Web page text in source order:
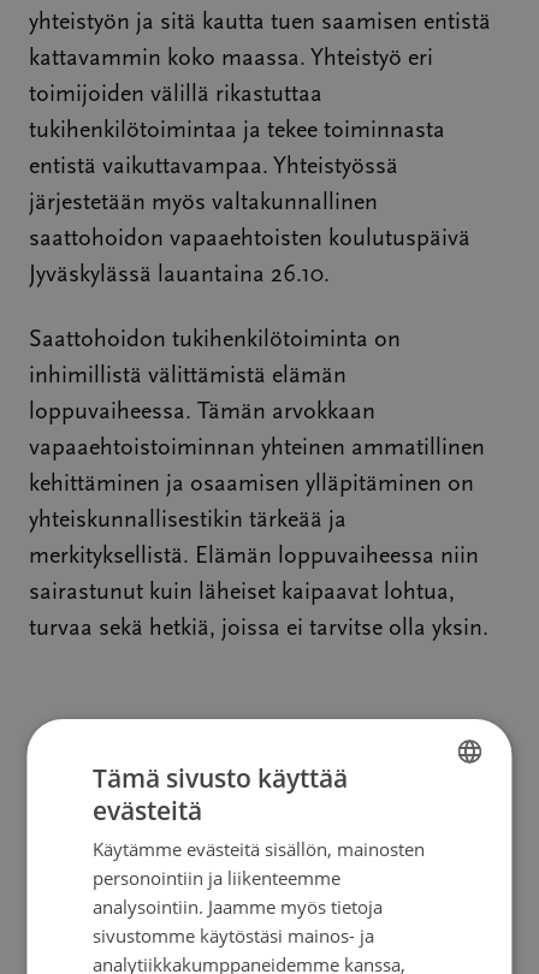
yhteistyön ja sitä kautta tuen saamisen entistä
kattavammin koko maassa. Yhteistyö eri
toimijoiden välillä rikastuttaa
tukihenkilötoimintaa ja tekee toiminnasta
entistä vaikuttavampaa. Yhteistyössä
järjestetään myös valtakunnallinen
saattohoidon vapaaehtoisten koulutuspäivä
Jyväskylässä lauantaina 26.10.
Saattohoidon tukihenkilötoiminta on
inhimillistä välittämistä elämän
loppuvaiheessa. Tämän arvokkaan
vapaaehtoistoiminnan yhteinen ammatillinen
kehittäminen ja osaamisen ylläpitäminen on
yhteiskunnallisestikin tärkeää ja
merkityksellistä. Elämän loppuvaiheessa niin
sairastunut kuin läheiset kaipaavat lohtua,
turvaa sekä hetkiä, joissa ei tarvitse olla yksin.
FINNISH
Tämä sivusto käyttää
evästeitä
Käytämme evästeitä sisällön, mainosten
personointiin ja liikenteemme
analysointiin. Jaamme myös tietoja
sivustomme käytöstäsi mainos- ja
analytiikkakumppaneidemme kanssa,